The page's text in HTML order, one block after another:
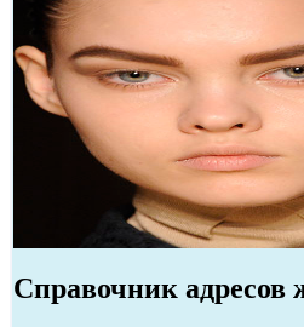
Справочник адресов